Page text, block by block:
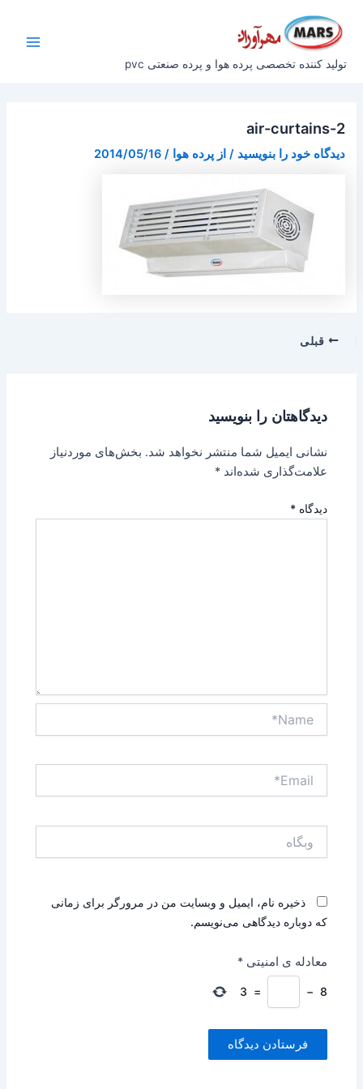
محتوا
تولید کننده تخصصی پرده هوا و پرده صنعتی pvc
air-curtains-2
دیدگاه‌ خود را بنویسید / از پرده هوا/
2014/05/16
نوشته
قبلی
دیدگاهتان را بنویسید
نشانی ایمیل شما منتشر نخواهد شد. بخش‌های موردنیاز
علامت‌گذاری شده‌اند*
دیدگاه*
ذخیره نام، ایمیل و وبسایت من در مرورگر برای زمانی
که دوباره دیدگاهی می‌نویسم.
معادله ی امنیتی *
8
−
=
3